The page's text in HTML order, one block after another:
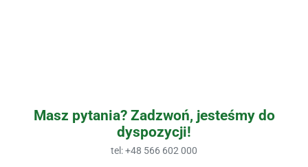
Masz pytania? Zadzwoń, jesteśmy do
dyspozycji!
tel:+48 566 602 000